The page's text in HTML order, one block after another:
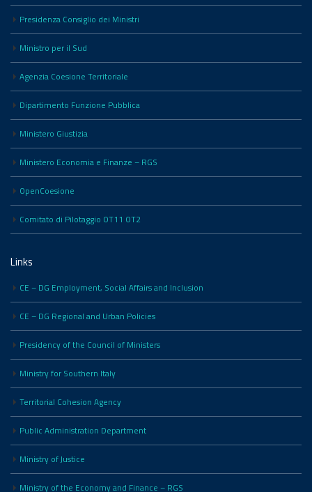
Presidenza Consiglio dei Ministri
Ministro per il Sud
Agenzia Coesione Territoriale
Dipartimento Funzione Pubblica
Ministero Giustizia
Ministero Economia e Finanze – RGS
OpenCoesione
Comitato di Pilotaggio OT11 OT2
Links
CE – DG Employment, Social Affairs and Inclusion
CE – DG Regional and Urban Policies
Presidency of the Council of Ministers
Ministry for Southern Italy
Territorial Cohesion Agency
Public Administration Department
Ministry of Justice
Ministry of the Economy and Finance – RGS